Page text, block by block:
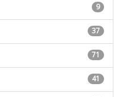
9
37
71
41